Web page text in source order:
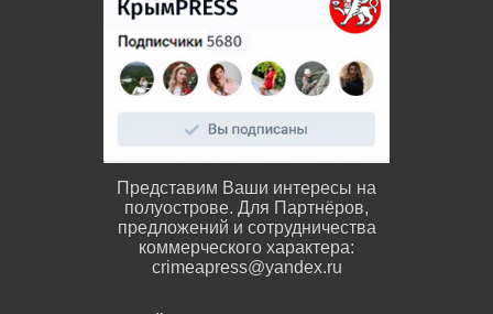
Представим Ваши интересы на
полуострове. Для Партнёров,
предложений и сотрудничества
коммерческого характера:
crimeapress@yandex.ru